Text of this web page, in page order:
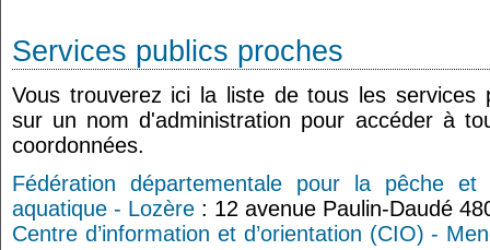
Services publics proches
Vous trouverez ici la liste de tous les services
sur un nom d'administration pour accéder à
coordonnées.
Fédération départementale pour la pêche
aquatique - Lozère : 12 avenue Paulin-Daudé
Centre d’information et d’orientation (CIO) -